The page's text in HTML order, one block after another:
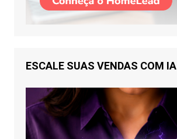
ESCALE SUAS VENDAS COM IA